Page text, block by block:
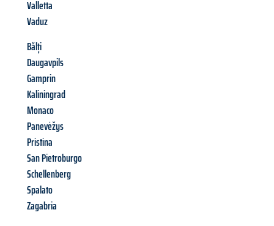
Valletta
Vaduz
Bălți
Daugavpils
Gamprin
Kaliningrad
Monaco
Panevėžys
Pristina
San Pietroburgo
Schellenberg
Spalato
Zagabria